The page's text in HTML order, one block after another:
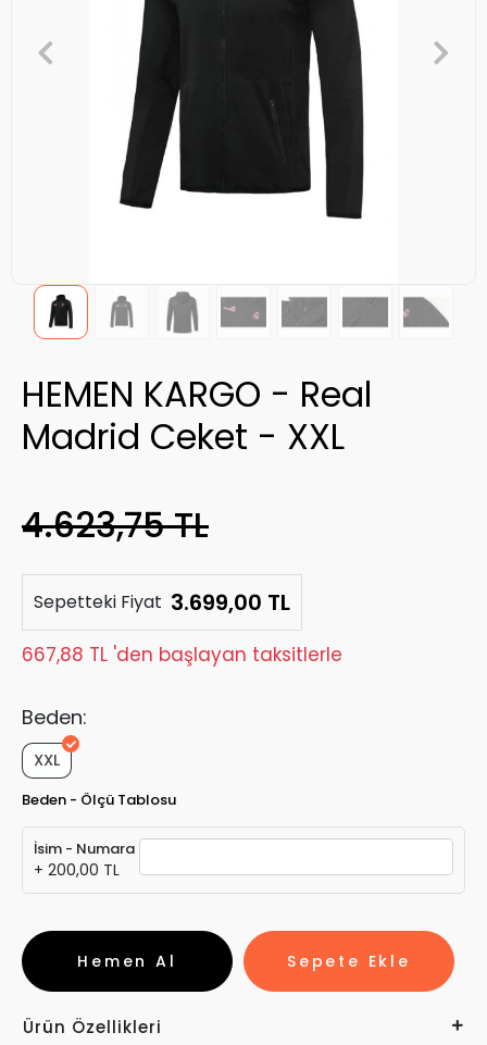
HEMEN KARGO - Real
Madrid Ceket - XXL
4.623,75 TL
Sepetteki Fiyat 3.699,00 TL
667,88 TL 'den başlayan taksitlerle
Beden:
XXL
Beden - Ölçü Tablosu
İsim - Numara
+ 200,00 TL
Sepete Ekle
Hemen Al
Ürün Özellikleri